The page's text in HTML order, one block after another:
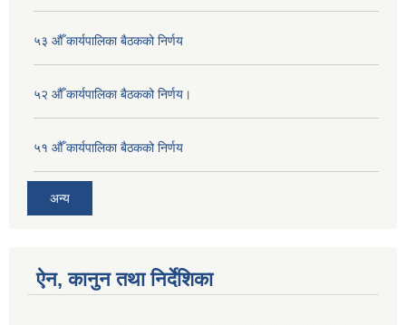
५३ औँ कार्यपालिका बैठकको निर्णय
५२ औँ कार्यपालिका बैठकको निर्णय।
५१ औँ कार्यपालिका बैठकको निर्णय
अन्य
ऐन, कानुन तथा निर्देशिका